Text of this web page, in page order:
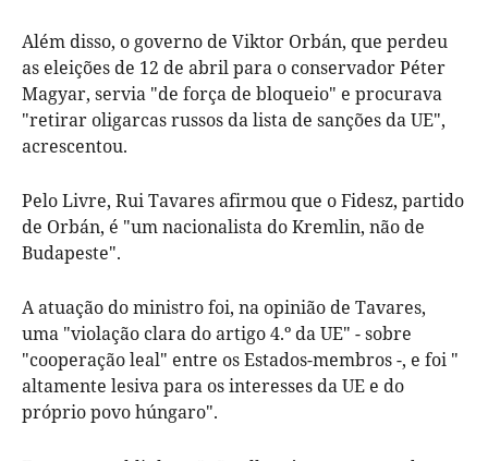
Além disso, o governo de Viktor Orbán, que perdeu
as eleições de 12 de abril para o conservador Péter
Magyar, servia "de força de bloqueio" e procurava
"retirar oligarcas russos da lista de sanções da UE",
acrescentou.
Pelo Livre, Rui Tavares afirmou que o Fidesz, partido
de Orbán, é "um nacionalista do Kremlin, não de
Budapeste".
A atuação do ministro foi, na opinião de Tavares,
uma "violação clara do artigo 4.º da UE" - sobre
"cooperação leal" entre os Estados-membros -, e foi "
altamente lesiva para os interesses da UE e do
próprio povo húngaro".